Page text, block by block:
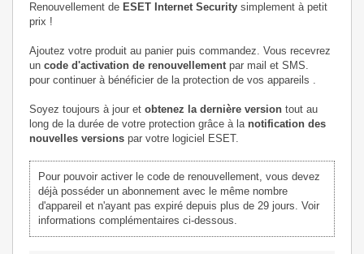
Renouvellement de ESET Internet Security simplement à petit
prix !
Ajoutez votre produit au panier puis commandez. Vous recevrez
un code d'activation de renouvellementpar mail et SMS.
pour continuer à bénéficier de la protection de vos appareils .
Soyez toujours à jour et obtenez la dernière version tout au
long de la durée de votre protection grâce à la notification des
nouvelles versions par votre logiciel ESET.
Pour pouvoir activer le code de renouvellement, vous devez
déjà posséder un abonnement avec le même nombre
d'appareil et n'ayant pas expiré depuis plus de 29 jours. Voir
informations complémentaires ci-dessous.